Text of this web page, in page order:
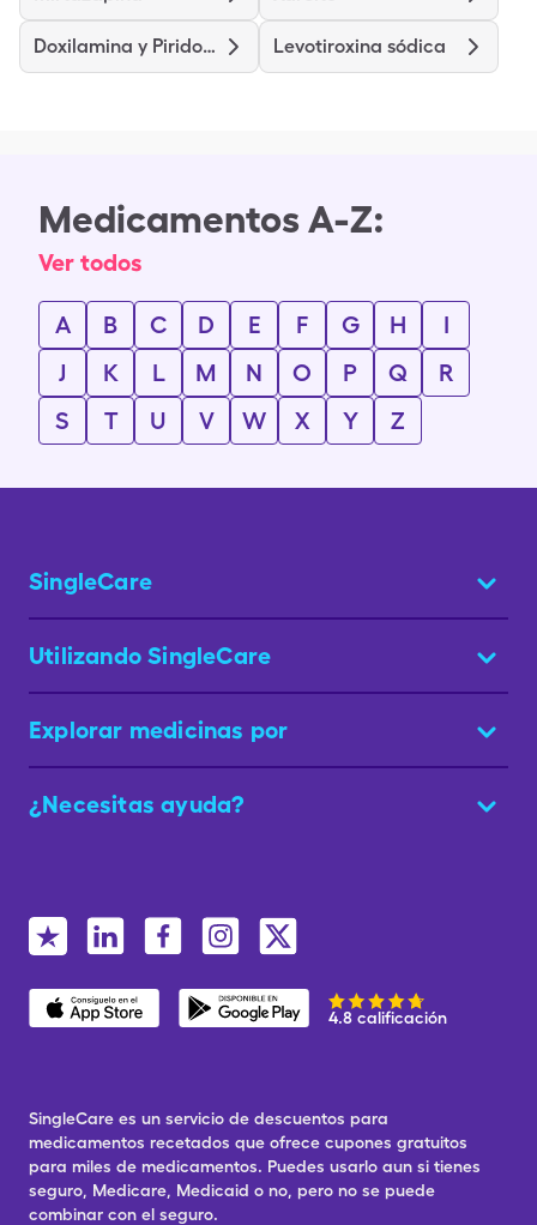
Doxilamina y Piridoxina Levotiroxina sódica
Medicamentos A-Z:
Ver todos
A B C D E F G H
I
J
K L M N O P Q
R
S
T U V W X Y Z
SingleCare
Utilizando SingleCare
Explorar medicinas por
¿Necesitas ayuda?
4.8 calificación
SingleCare es un servicio de descuentos para
medicamentos recetados que ofrece cupones gratuitos
para miles de medicamentos. Puedes usarlo aun si tienes
seguro, Medicare, Medicaid o no, pero no se puede
combinar con el seguro.